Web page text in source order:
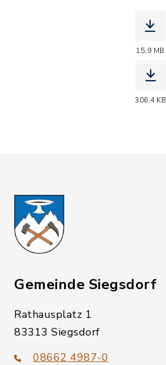
15,9 MB
306,4 KB
Gemeinde Siegsdorf
Rathausplatz 1
83313 Siegsdorf
08662 4987-0